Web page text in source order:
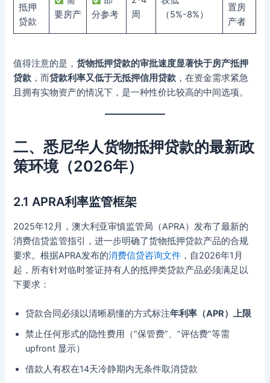
抵押
贷款
要房产
分参考
周
（5%-8%）
置房
产者
值得注意的是，货物抵押贷款的审批速度显著快于房产抵押
贷款 ，而贷款利率又低于无抵押信用贷款 ，在资金需求紧急
且拥有实物资产的情况下，是一种性价比较高的中间选项。
二、悉尼华人货物抵押贷款的最新政
策环境（2026年）
2.1 APRA利率监管框架
2025年12月，澳大利亚审慎监管局（APRA）发布了最新的
消费信贷监管指引，进一步明确了货物抵押贷款产品的合规
要求。根据APRA发布的消费信贷咨询文件 ，自2026年1月
起，所有针对临时签证持有人的抵押类贷款产品必须满足以
下要求：
贷款合同必须以清晰易懂的方式标注年利率（APR）上限
禁止任何形式的隐性费用（”保管费”、”评估费”等需
upfront 显示）
借款人有权在14天冷静期内无条件取消贷款